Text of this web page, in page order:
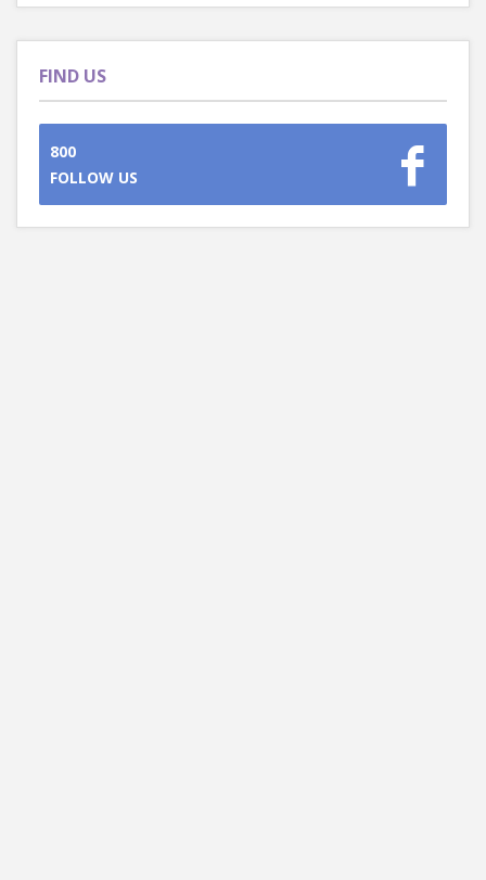
FIND US
800
FOLLOW US